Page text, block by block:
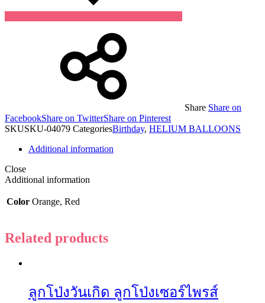
Share Share on
FacebookShare on TwitterShare on Pinterest
SKUSKU-04079 CategoriesBirthday, HELIUM BALLOONS
Additional information
Close
Additional information
Color Orange, Red
Related products
ลูกโป่งวันเกิด ลูกโป่งเซอร์ไพรส์